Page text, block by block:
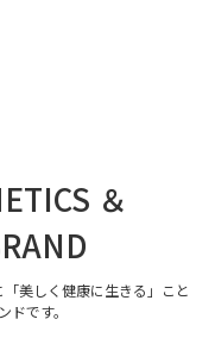
＆
美しく健康に生きる」こと
です。